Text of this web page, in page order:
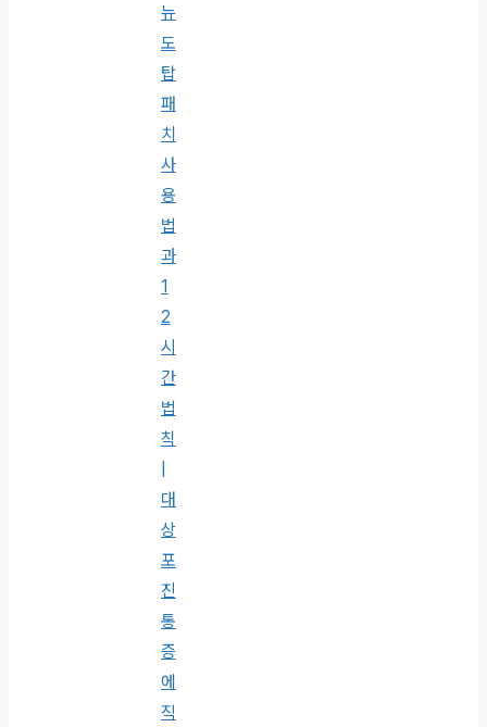
뉴
도
탑
패
치
사
용
법
과
1
2
시
간
법
칙
대
상
포
진
통
증
에
직